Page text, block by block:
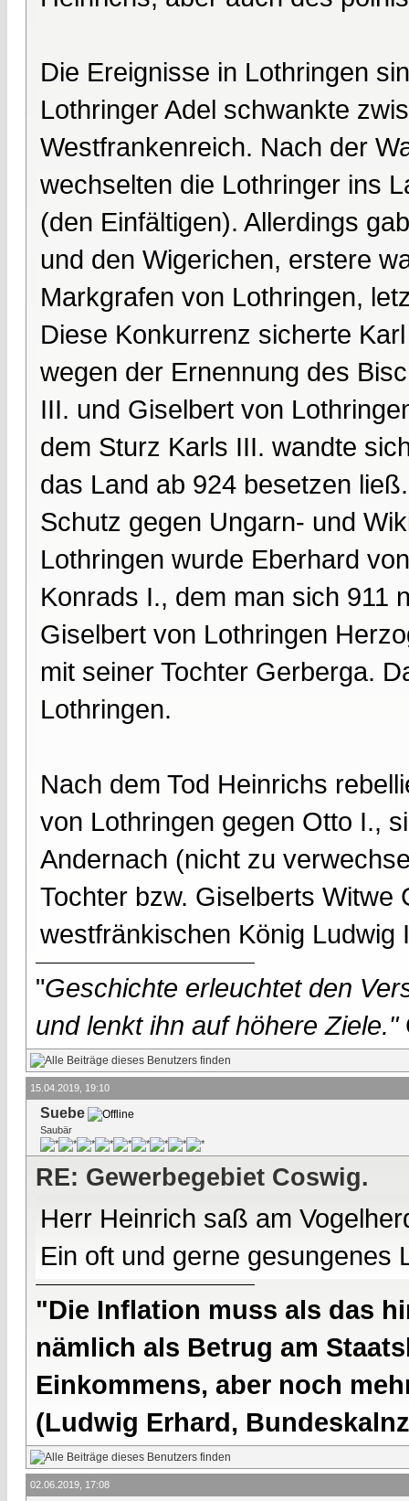
Die Ereignisse in Lothringen
Lothringer Adel schwankte
Westfrankenreich. Nach der
wechselten die Lothringer ins
(den Einfältigen). Allerdings
und den Wigerichen, erstere
Markgrafen von Lothringen,
Diese Konkurrenz sicherte
wegen der Ernennung des
III. und Giselbert von
dem Sturz Karls III. wandte
das Land ab 924 besetzen
Schutz gegen Ungarn- und
Lothringen wurde Eberhard
Konrads I., dem man sich 911
Giselbert von Lothringen
mit seiner Tochter Gerberga.
Lothringen.
Nach dem Tod Heinrichs
von Lothringen gegen Otto I.,
Andernach (nicht zu
Tochter bzw. Giselberts
westfränkischen König Ludwig
"Geschichte erleuchtet den
und lenkt ihn auf höhere Ziele."
15.04.2019, 19:10
Suebe
Saubär
RE: Gewerbegebiet Coswig.
Herr Heinrich saß am
Ein oft und gerne gesungenes
"Die Inflation muss als das
nämlich als Betrug am
Einkommens, aber noch
(Ludwig Erhard,
02.06.2019, 17:08